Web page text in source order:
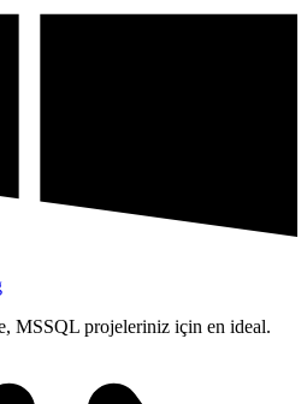
MSSQL projeleriniz için en ideal.